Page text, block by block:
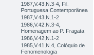
1987,V.43,N.3-4, Fil.
Portuguesa Contemporânea
1987,V.43,N.1-2
1986,V.42,N.3-4,
Homenagem ao P. Fragata
1986,V.42,N.1-2
1985,V.41,N.4, Colóquio de
Fenomenologia